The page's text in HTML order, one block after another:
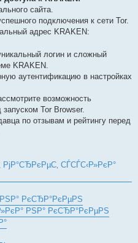
сайта.
подключения к сети Tor.
адрес KRAKEN:
логин и сложный
KRAKEN.
аутентификацию в настройках
возможность
Tor Browser.
по отзывам и рейтингу перед
СЃСЃС‹Р»РєР°
РєСЂР°РєРµРЅ
РЅР° РєСЂР°РєРµРЅ